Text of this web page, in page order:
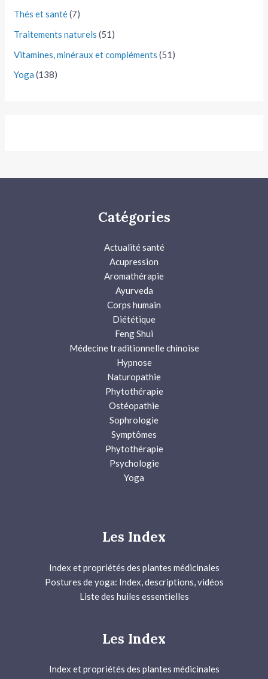
Thés et santé(7)
Traitements naturels (51)
Vitamines, minéraux et compléments (51)
Yoga (138)
Catégories
Actualité santé
Acupression
Aromathérapie
Ayurveda
Corps humain
Diététique
Feng Shui
Médecine traditionnelle chinoise
Hypnose
Naturopathie
Phytothérapie
Ostéopathie
Sophrologie
Symptômes
Phytothérapie
Psychologie
Yoga
Les Index
Index et propriétés des plantes médicinales
Postures de yoga: Index, descriptions, vidéos
Liste des huiles essentielles
Les Index
Index et propriétés des plantes médicinales